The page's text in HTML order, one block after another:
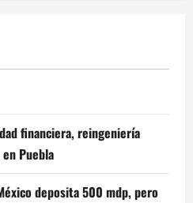
financiera, reingeniería
Puebla
deposita 500 mdp, pero